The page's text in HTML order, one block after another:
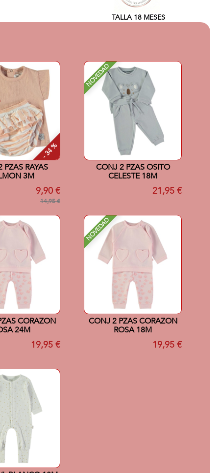
TALLA 18 MESES
- 34 %
PZAS RAYAS
3M
9,90 €
14,95 €
NOVEDAD
CONJ 2 PZAS OSITO
CELESTE 18M
21,95 €
CORAZON
24M
19,95 €
NOVEDAD
CONJ 2 PZAS CORAZON
ROSA 18M
19,95 €